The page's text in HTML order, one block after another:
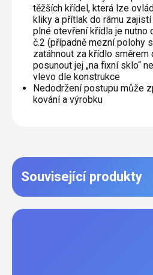
těžších křídel, která lze
kliky a přítlak do rámu
plné otevření křídla je nutno
č.2 (případně mezní polohy
zatáhnout za křídlo směrem
posunout jej „na fixní sklo“
vlevo dle konstrukce
Nedodržení postupu může
kování a výrobku
Související produkty